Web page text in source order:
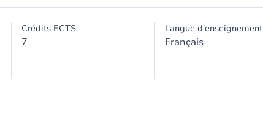
Crédits ECTS
7
Langue d'enseignement
Français